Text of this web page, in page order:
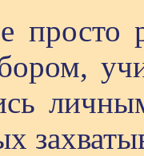
просто